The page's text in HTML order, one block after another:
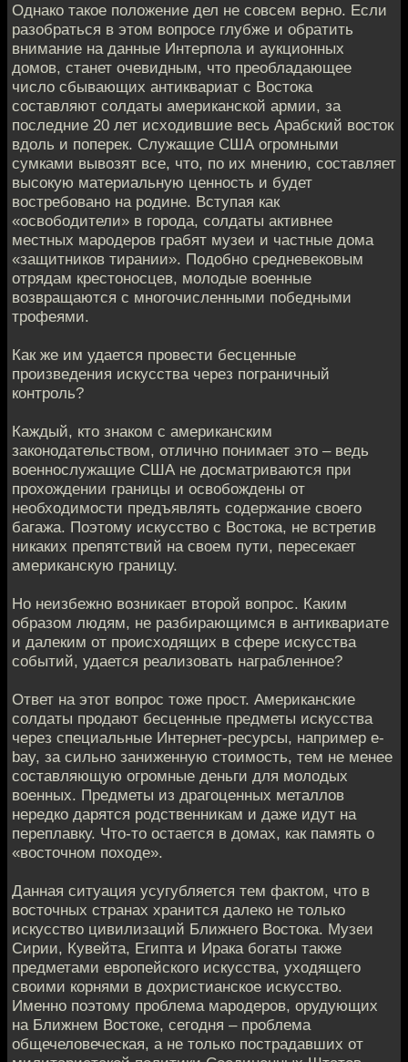
Однако такое положение дел не совсем верно. Если
разобраться в этом вопросе глубже и обратить
внимание на данные Интерпола и аукционных
домов, станет очевидным, что преобладающее
число сбывающих антиквариат с Востока
составляют солдаты американской армии, за
последние 20 лет исходившие весь Арабский восток
вдоль и поперек. Служащие США огромными
сумками вывозят все, что, по их мнению, составляет
высокую материальную ценность и будет
востребовано на родине. Вступая как
«освободители» в города, солдаты активнее
местных мародеров грабят музеи и частные дома
«защитников тирании». Подобно средневековым
отрядам крестоносцев, молодые военные
возвращаются с многочисленными победными
трофеями.
Как же им удается провести бесценные
произведения искусства через пограничный
контроль?
Каждый, кто знаком с американским
законодательством, отлично понимает это – ведь
военнослужащие США не досматриваются при
прохождении границы и освобождены от
необходимости предъявлять содержание своего
багажа. Поэтому искусство с Востока, не встретив
никаких препятствий на своем пути, пересекает
американскую границу.
Но неизбежно возникает второй вопрос. Каким
образом людям, не разбирающимся в антиквариате
и далеким от происходящих в сфере искусства
событий, удается реализовать награбленное?
Ответ на этот вопрос тоже прост. Американские
солдаты продают бесценные предметы искусства
через специальные Интернет-ресурсы, например е-
bay, за сильно заниженную стоимость, тем не менее
составляющую огромные деньги для молодых
военных. Предметы из драгоценных металлов
нередко дарятся родственникам и даже идут на
переплавку. Что-то остается в домах, как память о
«восточном походе».
Данная ситуация усугубляется тем фактом, что в
восточных странах хранится далеко не только
искусство цивилизаций Ближнего Востока. Музеи
Сирии, Кувейта, Египта и Ирака богаты также
предметами европейского искусства, уходящего
своими корнями в дохристианское искусство.
Именно поэтому проблема мародеров, орудующих
на Ближнем Востоке, сегодня – проблема
общечеловеческая, а не только пострадавших от